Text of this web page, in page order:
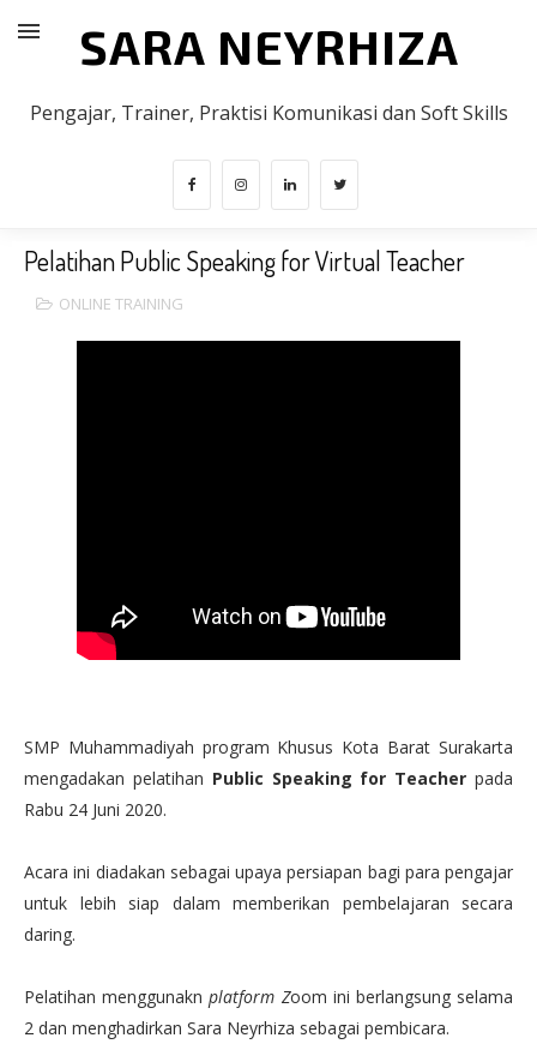
SARA NEYRHIZA
Pengajar, Trainer, Praktisi Komunikasi dan Soft Skills
Pelatihan Public Speaking for Virtual Teacher
ONLINE TRAINING
SMP Muhammadiyah program Khusus Kota Barat Surakarta
mengadakan pelatihan Public Speaking for Teacher pada
Rabu 24 Juni 2020.
Acara ini diadakan sebagai upaya persiapan bagi para pengajar
untuk lebih siap dalam memberikan pembelajaran secara
daring.
Pelatihan menggunaknplatform Zoom ini berlangsung selama
2 dan menghadirkan Sara Neyrhiza sebagai pembicara.